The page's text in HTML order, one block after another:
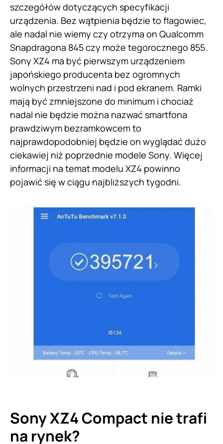
szczegółów dotyczących specyfikacji
urządzenia. Bez wątpienia będzie to flagowiec,
ale nadal nie wiemy czy otrzyma on Qualcomm
Snapdragona 845 czy może tegorocznego 855.
Sony XZ4 ma być pierwszym urządzeniem
japońskiego producenta bez ogromnych
wolnych przestrzeni nad i pod ekranem. Ramki
mają być zmniejszone do minimum i chociaż
nadal nie będzie można nazwać smartfona
prawdziwym bezramkowcem to
najprawdopodobniej będzie on wyglądać dużo
ciekawiej niż poprzednie modele Sony. Więcej
informacji na temat modelu XZ4 powinno
pojawić się w ciągu najbliższych tygodni.
Sony XZ4 Compact nie trafi
na rynek?